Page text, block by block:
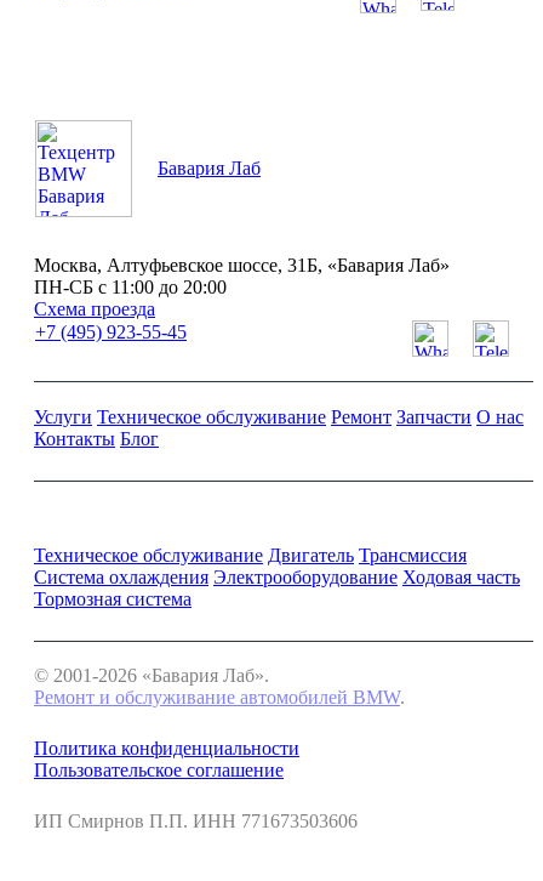
Бавария Лаб
Москва, Алтуфьевское шоссе, 31Б, «Бавария Лаб»
ПН-СБ с 11:00 до 20:00
Схема проезда
+7 (495) 923-55-45
Услуги Техническое обслуживание Ремонт Запчасти О нас
Контакты Блог
Техническое обслуживание Двигатель Трансмиссия
Система охлаждения Электрооборудование Ходовая часть
Тормозная система
© 2001-2026 «Бавария Лаб».
Ремонт и обслуживание автомобилей BMW.
Политика конфиденциальности
Пользовательское соглашение
ИП Смирнов П.П. ИНН 771673503606